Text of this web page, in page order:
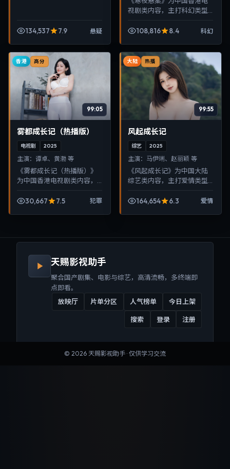
134,537 7.9 悬疑
视剧类内容，主打科幻类型
晰，适合移动端与电视端随
108,816 8.4 科幻
香港 高分
99:05
雾都成长记（热播版）
电视剧 2025
主演： 谭卓、黄渤 等
《雾都成长记（热播版）》
为中国香港电视剧类内容，
凑、画面清晰，适合移动端
30,667 7.5 犯罪
大陆 热播
99:55
风起成长记
综艺 2025
主演： 马伊琍、赵丽颖 等
《风起成长记》为中国大陆
综艺类内容，主打爱情类型
晰，适合移动端与电视端随
164,654 6.3 爱情
天赐影视助手
聚合国产剧集、电影与综艺，高清流畅，多终端即
点即看。
放映厅
片单分区 人气榜单 今日上架
搜索 登录 注册
© 2026 天赐影视助手 · 仅供学习交流